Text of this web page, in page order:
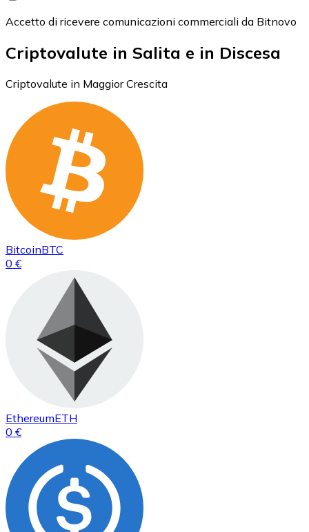
Accetto di ricevere comunicazioni commerciali da Bitnovo
Criptovalute in Salita e in Discesa
Criptovalute in Maggior Crescita
BitcoinBTC
0 €
EthereumETH
0 €